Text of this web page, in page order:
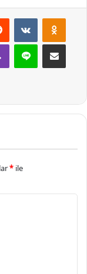
Reddit VKontakte
Viber Line E-Posta ile
* ile